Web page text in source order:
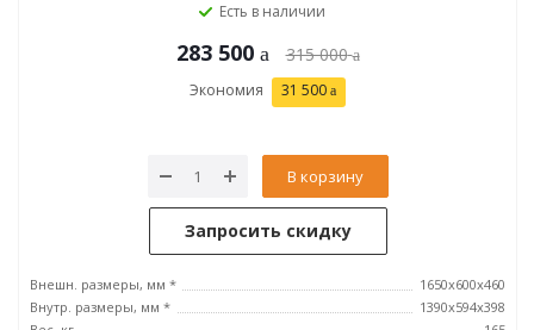
Есть в наличии
283 500 315 000
Экономия 31 500
В корзину
Запросить скидку
Внешн. размеры, мм *
1650х600х460
Внутр. размеры, мм *
1390х594х398